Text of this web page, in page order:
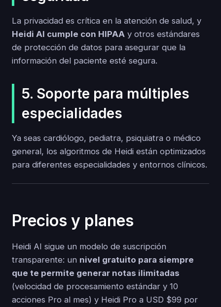
La privacidad es crítica en la atención de salud, y
Heidi AI cumple con HIPAA y otros estándares
de protección de datos para asegurar que la
información del paciente esté segura.
5. Soporte para múltiples
especialidades
Ya seas cardiólogo, pediatra, psiquiatra o médico
general, los algoritmos de Heidi están optimizados
para diferentes especialidades y entornos clínicos.
Precios y planes
Heidi AI sigue un modelo de suscripción
transparente: un nivel gratuito para siempre
que te permite generar notas ilimitadas
(velocidad de procesamiento estándar y 10
acciones Pro al mes) y Heidi Pro a USD $99 por